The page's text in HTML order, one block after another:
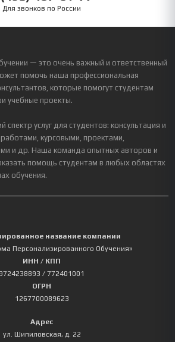
Для звонков по России
— это очень важный и ответственный
помочь наша профессиональная
которые помогут студентам
учебные проекты.
услуг для студентов: консультация и
курсовыми, проектами,
и др. Наша команда опытных авторов и
помощь студентам в любых областях
обучения.
название компании
Персонализированного Обучения»
ИНН / КПП
9724238893 / 772401001
ОГРН
1267700089623
Адрес
ул. Шипиловская, д. 22